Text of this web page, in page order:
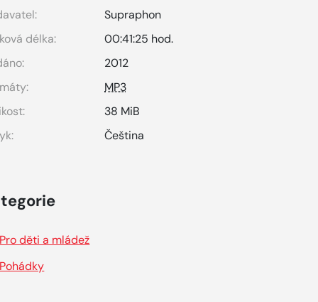
Supraphon
délka:
00:41:25 hod.
2012
MP3
38 MiB
Čeština
Pro děti a mládež
Pohádky